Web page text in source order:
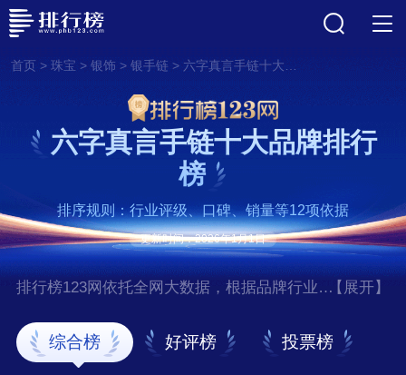
首页> 珠宝 > 银饰 > 银手链> 六字真言手链十大品牌排行榜
六字真言手链十大品牌排行
榜
排序规则：行业评级、口碑、销量等12项依据
更新时间：2026年1月1日
排行榜123网依托全网大数据，根据品牌行业评
字真言手链十大品牌排行榜，前十名分别是凤
凰涅磐、周六福/ZHOULIUFU、中国黄金、周
【展开】
综合榜 好评榜 投票榜